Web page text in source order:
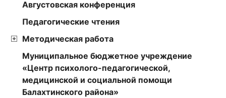
Августовская конференция
Педагогические чтения
Методическая работа
Муниципальное бюджетное учреждение
«Центр психолого-педагогической,
медицинской и социальной помощи
Балахтинского района»